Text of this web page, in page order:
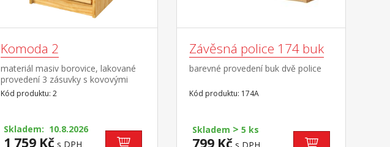
Komoda 2
materiál masiv borovice, lakované
provedení 3 zásuvky s kovovými
pojezdy, hloubka zásuvky 27,5 cm
Kód produktu: 2
Skladem: 10.8.2026
1 759 Kč s DPH
Závěsná police 174 buk
barevné provedení buk dvě police
Kód produktu: 174A
Skladem > 5 ks
799 Kč s DPH